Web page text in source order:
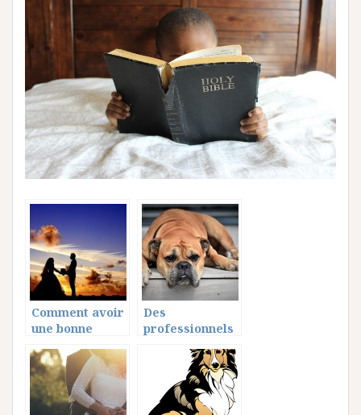
Comment avoir
une bonne
wedding
planner?
Des
professionnels
urgences
animalières!